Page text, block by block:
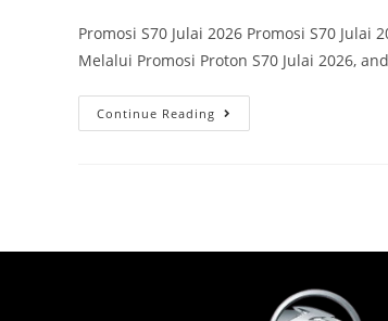
Promosi S70 Julai 2026 Promosi S70
Melalui Promosi Proton S70 Julai 2026,
Continue Reading